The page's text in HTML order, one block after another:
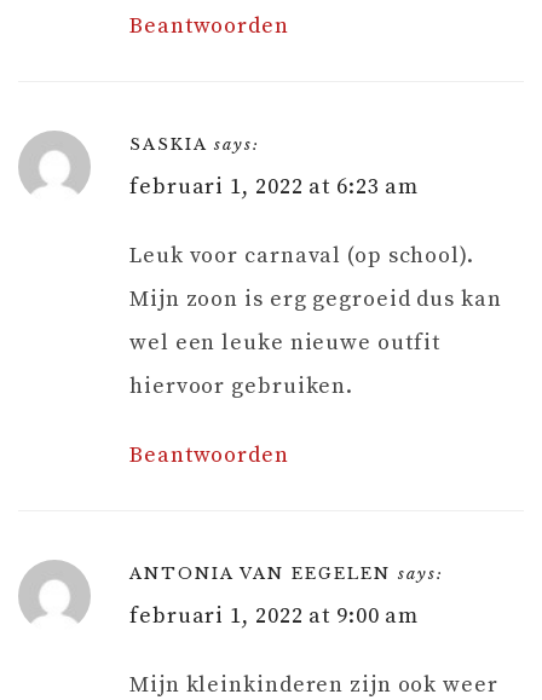
Beantwoorden
SASKIA says:
februari 1, 2022 at 6:23 am
Leuk voor carnaval (op school).
Mijn zoon is erg gegroeid dus kan
wel een leuke nieuwe outfit
hiervoor gebruiken.
Beantwoorden
ANTONIA VAN EEGELEN says:
februari 1, 2022 at 9:00 am
Mijn kleinkinderen zijn ook weer